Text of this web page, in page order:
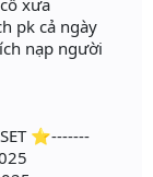
xưa
pk cả ngày
nạp người
⭐-------